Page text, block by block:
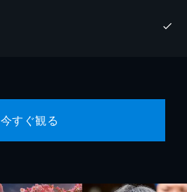
今すぐ観る